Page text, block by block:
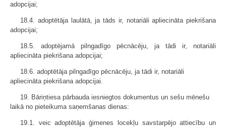
adopcijai;
18.4. adoptētāja laulātā, ja tāds ir, notariāli apliecināta piekrišana
adopcijai;
18.5. adoptējamā pilngadīgo pēcnācēju, ja tādi ir, notariāli
apliecināta piekrišana adopcijai;
18.6. adoptētāja pilngadīgo pēcnācēju, ja tādi ir, notariāli
apliecināta piekrišana adopcijai.
19. Bāriņtiesa pārbauda iesniegtos dokumentus un sešu mēnešu
laikā no pieteikuma saņemšanas dienas:
19.1. veic adoptētāja ģimenes locekļu savstarpējo attiecību un